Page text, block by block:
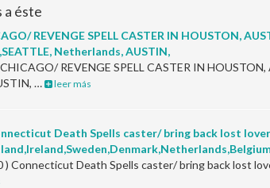
a éste
REVENGE SPELL CASTER IN HOUSTON,
Netherlands, AUSTIN,
REVENGE SPELL CASTER IN
…
leer más
Death Spells caster/ bring back lost
) Connecticut Death Spells caster/ bring back lost